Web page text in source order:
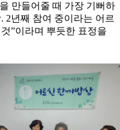
만들어줄 때 가장 기뻐하
2년째 참여 중이라는 어르
”이라며 뿌듯한 표정을